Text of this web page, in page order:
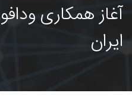
آغاز همكاری
ایران